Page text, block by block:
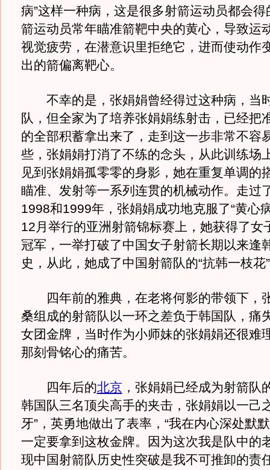
病”这样一种病，这是很多射箭运动员都会
箭运动员常年瞄准箭靶中央的黄心，导致运
视觉疲劳，在潜意识里拒绝它，进而使动作
出的箭偏离靶心。
不幸的是，张娟娟曾经得过这种病，当
队，但全家为了培养张娟娟练射击，已经把
的全部积蓄拿出来了，走到这一步非常不容
些，张娟娟打消了不练的念头，从此训练场
见到张娟娟孤零零的身影，她在重复单调的
瞄准、发射等一系列连贯的机械动作。走过
1998和1999年，张娟娟成功地克服了“黄心
12月举行的亚洲射箭锦标赛上，她获得了女
冠军，一举打破了中国女子射箭长期以来逢
史，从此，她成了中国射箭队的“抗韩一枝花
四年前的雅典，在老将何影的带领下，
桑组成的射箭队以一环之差负于韩国队，痛
女团金牌，当时作为小师妹的张娟娟还很难
那刻骨铭心的痛苦。
四年后的北京，张娟娟已经成为射箭队
韩国队三名顶尖高手的夹击，张娟娟以一己
牙”，英勇地做出了表率，“我在内心深处默
一定要拿到这枚金牌。因为这次我是队中的
现中国射箭队历史性突破是我不可推卸的责